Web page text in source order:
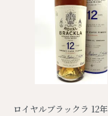
ロイヤルブラックラ 12年